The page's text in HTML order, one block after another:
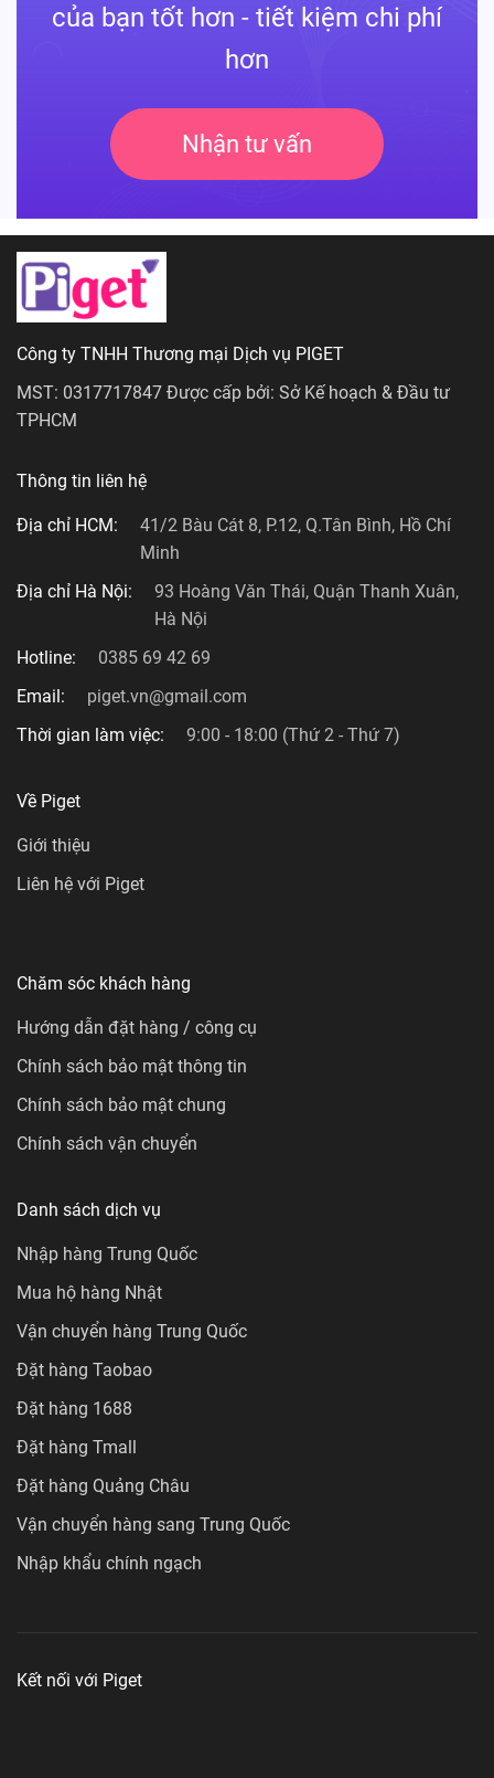
của bạn tốt hơn - tiết kiệm chi phí
hơn
Nhận tư vấn
Công ty TNHH Thương mại Dịch vụ PIGET
MST: 0317717847 Được cấp bởi: Sở Kế hoạch & Đầu tư
TPHCM
Thông tin liên hệ
Địa chỉ HCM:
41/2 Bàu Cát 8, P.12, Q.Tân Bình, Hồ Chí
Minh
Địa chỉ Hà Nội:
93 Hoàng Văn Thái, Quận Thanh Xuân,
Hà Nội
Hotline:
0385 69 42 69
Email:
piget.vn@gmail.com
Thời gian làm việc:
9:00 - 18:00 (Thứ 2 - Thứ 7)
Về Piget
Giới thiệu
Liên hệ với Piget
Chăm sóc khách hàng
Hướng dẫn đặt hàng / công cụ
Chính sách bảo mật thông tin
Chính sách bảo mật chung
Chính sách vận chuyển
Danh sách dịch vụ
Nhập hàng Trung Quốc
Mua hộ hàng Nhật
Vận chuyển hàng Trung Quốc
Đặt hàng Taobao
Đặt hàng 1688
Đặt hàng Tmall
Đặt hàng Quảng Châu
Vận chuyển hàng sang Trung Quốc
Nhập khẩu chính ngạch
Kết nối với Piget